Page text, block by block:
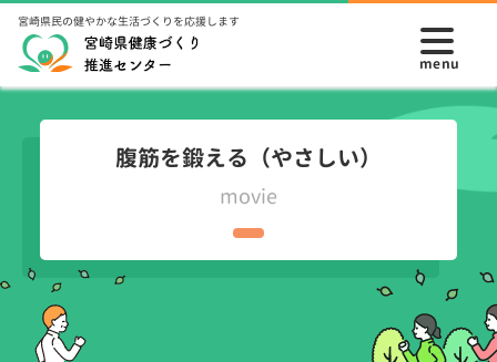
宮崎県民の健やかな生活づくりを応援します
腹筋を鍛える（やさしい）
movie